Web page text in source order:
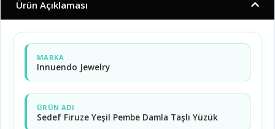
Ürün Açıklaması
MARKA
Innuendo Jewelry
ÜRÜN ADI
Sedef Firuze Yeşil Pembe Damla Taşlı Yüzük